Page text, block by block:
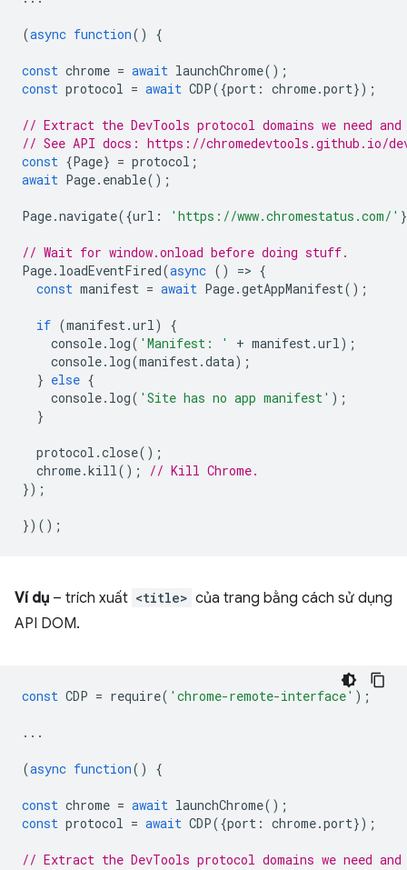
(async function() {
const chrome = await launchChrome();
const protocol = await CDP({port : chrome.port});
// Extract the DevTools protocol domains we need and
// See API docs: https://chromedevtools.github.io/
const {Page} = protocol ;
await Page. enable();
Page.navigate({url : 'https://www.chromestatus.com/'
// Wait for window.onload before doing stuff.
Page. loadEventFired(async () => {
const manifest = await Page.getAppManifest();
if (manifest.url)
{
console. log( 'Manifest: ' + manifest.url);
console. log(manifest.data);
} else {
console. log( 'Site has no app manifest' );
}
protocol .close();
chrome.kill();
// Kill Chrome.
});
})();
Ví dụ – trích xuất <title> của trang bằng cách sử dụng
API DOM.
const CDP = require( 'chrome-remote-interface' );
...
(async function() {
const chrome = await launchChrome();
const protocol = await CDP({port : chrome.port});
// Extract the DevTools protocol domains we need and